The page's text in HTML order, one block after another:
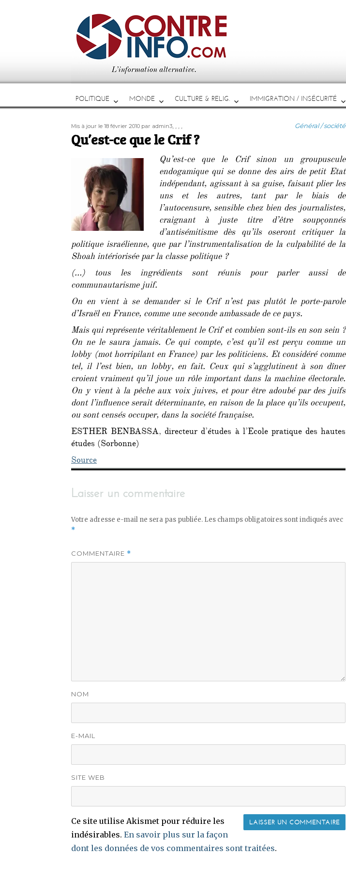
POLITIQUE MONDE CULTURE & RELIG. IMMIGRATION / INSÉCURITÉ
Publié
le
Mis à jour le 18 février 2010 Auteur
par admin3 Catégories
Général / société
Étiquettes
, , , ,
Qu’est-ce que le Crif ?
Qu’est-ce que le Crif sinon un groupuscule
endogamique qui se donne des airs de petit Etat
indépendant, agissant à sa guise, faisant plier les
uns et les autres, tant par le biais de
l’autocensure, sensible chez bien des journalistes,
craignant à juste titre d’être soupçonnés
d’antisémitisme dès qu’ils oseront critiquer la
politique israélienne, que par l’instrumentalisation de la culpabilité de la
Shoah intériorisée par la classe politique ?
(…) tous les ingrédients sont réunis pour parler aussi de
communautarisme juif.
On en vient à se demander si le Crif n’est pas plutôt le porte-parole
d’Israël en France, comme une seconde ambassade de ce pays.
Mais qui représente véritablement le Crif et combien sont-ils en son sein ?
On ne le saura jamais. Ce qui compte, c’est qu’il est perçu comme un
lobby (mot horripilant en France) par les politiciens. Et considéré comme
tel, il l’est bien, un lobby, en fait. Ceux qui s’agglutinent à son dîner
croient vraiment qu’il joue un rôle important dans la machine électorale.
On y vient à la pêche aux voix juives, et pour être adoubé par des juifs
dont l’influence serait déterminante, en raison de la place qu’ils occupent,
ou sont censés occuper, dans la société française.
ESTHER BENBASSA, directeur d’études à l’Ecole pratique des hautes
études (Sorbonne)
Source
Laisser un commentaire
Votre adresse e-mail ne sera pas publiée. Les champs obligatoires sont indiqués avec
*
COMMENTAIRE *
NOM
E-MAIL
SITE WEB
Ce site utilise Akismet pour réduire les
indésirables. En savoir plus sur la façon
dont les données de vos commentaires sont traitées.